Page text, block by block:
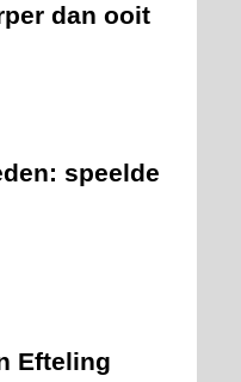
dan ooit
speelde
Efteling